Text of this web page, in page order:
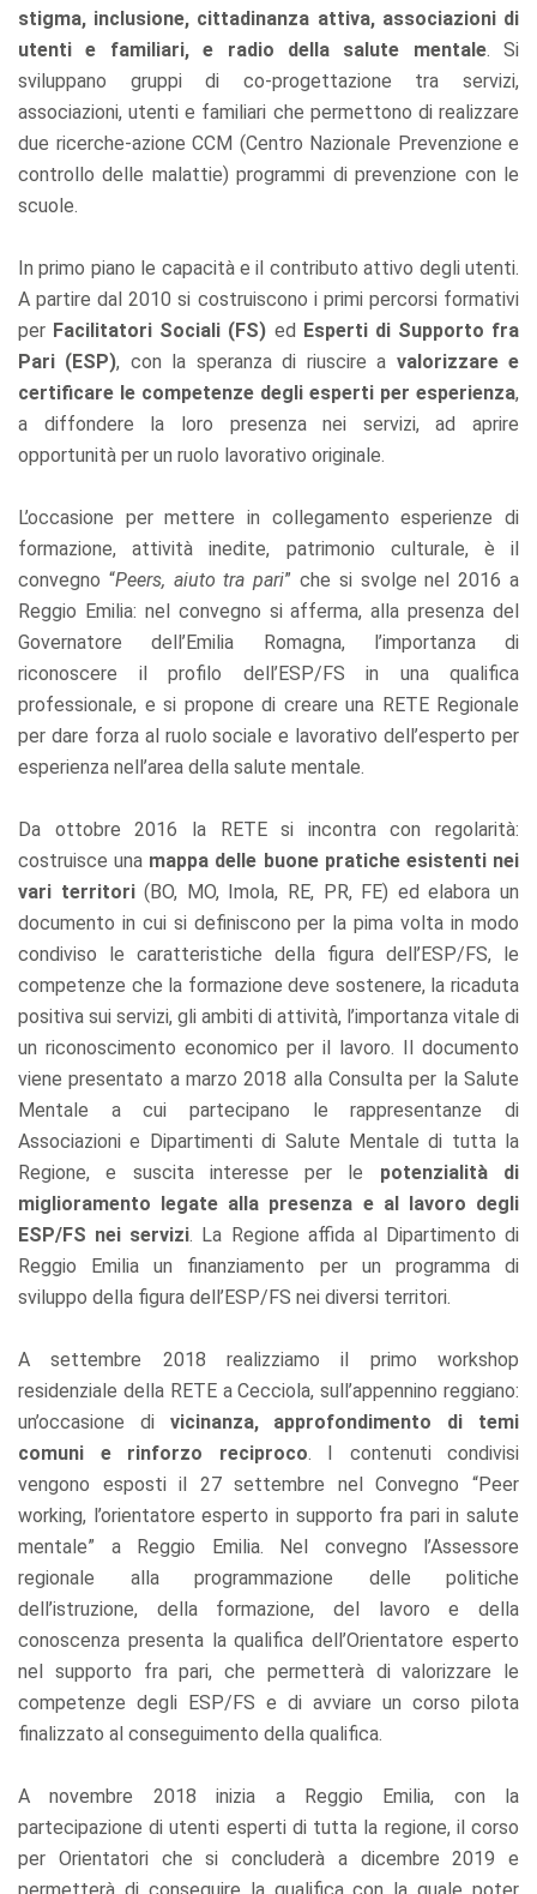
stigma, inclusione, cittadinanza attiva, associazioni di
utenti e familiari, e radio della salute mentale. Si
sviluppano gruppi di co-progettazione tra servizi,
associazioni, utenti e familiari che permettono di realizzare
due ricerche-azione CCM (Centro Nazionale Prevenzione e
controllo delle malattie) programmi di prevenzione con le
scuole.
In primo piano le capacità e il contributo attivo degli utenti.
A partire dal 2010 si costruiscono i primi percorsi formativi
per Facilitatori Sociali (FS) ed Esperti di Supporto fra
Pari (ESP), con la speranza di riuscire a valorizzare e
certificare le competenze degli esperti per esperienza,
a diffondere la loro presenza nei servizi, ad aprire
opportunità per un ruolo lavorativo originale.
L’occasione per mettere in collegamento esperienze di
formazione, attività inedite, patrimonio culturale, è il
convegno “Peers, aiuto tra pari” che si svolge nel 2016 a
Reggio Emilia: nel convegno si afferma, alla presenza del
Governatore dell’Emilia Romagna, l’importanza di
riconoscere il profilo dell’ESP/FS in una qualifica
professionale, e si propone di creare una RETE Regionale
per dare forza al ruolo sociale e lavorativo dell’esperto per
esperienza nell’area della salute mentale.
Da ottobre 2016 la RETE si incontra con regolarità:
costruisce una mappa delle buone pratiche esistenti nei
vari territori(BO, MO, Imola, RE, PR, FE) ed elabora un
documento in cui si definiscono per la pima volta in modo
condiviso le caratteristiche della figura dell’ESP/FS, le
competenze che la formazione deve sostenere, la ricaduta
positiva sui servizi, gli ambiti di attività, l’importanza vitale di
un riconoscimento economico per il lavoro. Il documento
viene presentato a marzo 2018 alla Consulta per la Salute
Mentale a cui partecipano le rappresentanze di
Associazioni e Dipartimenti di Salute Mentale di tutta la
Regione, e suscita interesse per le potenzialità di
miglioramento legate alla presenza e al lavoro degli
ESP/FS nei servizi. La Regione affida al Dipartimento di
Reggio Emilia un finanziamento per un programma di
sviluppo della figura dell’ESP/FS nei diversi territori.
A settembre 2018 realizziamo il primo workshop
residenziale della RETE a Cecciola, sull’appennino reggiano:
un’occasione di vicinanza, approfondimento di temi
comuni e rinforzo reciproco. I contenuti condivisi
vengono esposti il 27 settembre nel Convegno “Peer
working, l’orientatore esperto in supporto fra pari in salute
mentale” a Reggio Emilia. Nel convegno l’Assessore
regionale alla programmazione delle politiche
dell’istruzione, della formazione, del lavoro e della
conoscenza presenta la qualifica dell’Orientatore esperto
nel supporto fra pari, che permetterà di valorizzare le
competenze degli ESP/FS e di avviare un corso pilota
finalizzato al conseguimento della qualifica.
A novembre 2018 inizia a Reggio Emilia, con la
partecipazione di utenti esperti di tutta la regione, il corso
per Orientatori che si concluderà a dicembre 2019 e